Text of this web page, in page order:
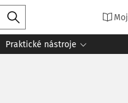
Praktické nástroje